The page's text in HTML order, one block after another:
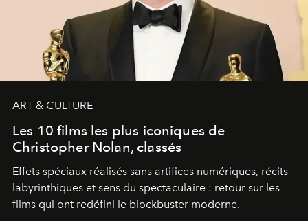
ART & CULTURE
Les 10 films les plus iconiques de
Christopher Nolan, classés
Effets spéciaux réalisés sans artifices numériques, récits
labyrinthiques et sens du spectaculaire : retour sur les
films qui ont redéfini le blockbuster moderne.